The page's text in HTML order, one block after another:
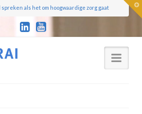
spreken als het om hoogwaardige zorg gaat